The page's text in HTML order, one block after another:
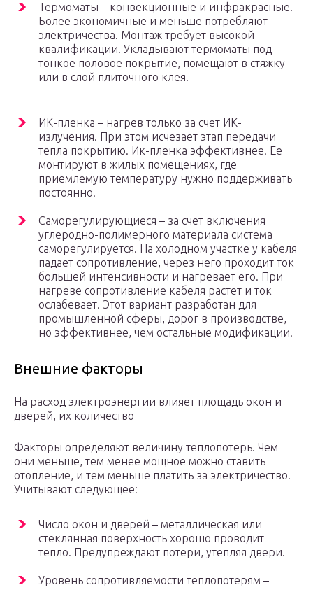
Термоматы – конвекционные и инфракрасные.
Более экономичные и меньше потребляют
электричества. Монтаж требует высокой
квалификации. Укладывают термоматы под
тонкое половое покрытие, помещают в стяжку
или в слой плиточного клея.
ИК-пленка – нагрев только за счет ИК-
излучения. При этом исчезает этап передачи
тепла покрытию. Ик-пленка эффективнее. Ее
монтируют в жилых помещениях, где
приемлемую температуру нужно поддерживать
постоянно.
Саморегулирующиеся – за счет включения
углеродно-полимерного материала система
саморегулируется. На холодном участке у кабеля
падает сопротивление, через него проходит ток
большей интенсивности и нагревает его. При
нагреве сопротивление кабеля растет и ток
ослабевает. Этот вариант разработан для
промышленной сферы, дорог в производстве,
но эффективнее, чем остальные модификации.
Внешние факторы
На расход электроэнергии влияет площадь окон и
дверей, их количество
Факторы определяют величину теплопотерь. Чем
они меньше, тем менее мощное можно ставить
отопление, и тем меньше платить за электричество.
Учитывают следующее:
Число окон и дверей – металлическая или
стеклянная поверхность хорошо проводит
тепло. Предупреждают потери, утепляя двери.
Уровень сопротивляемости теплопотерям –